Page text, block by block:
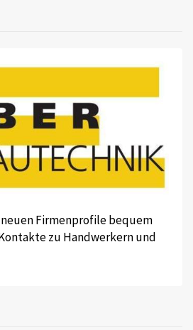
Firmenprofile bequem
zu Handwerkern und